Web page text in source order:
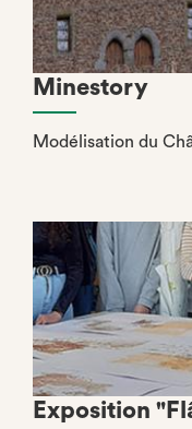
Minestory
Modélisation du
Exposition